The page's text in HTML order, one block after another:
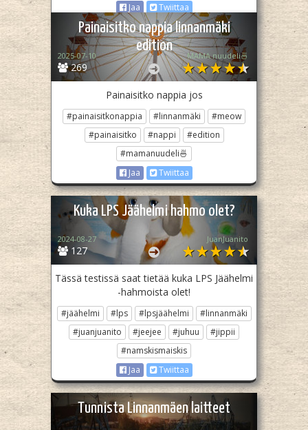
Jaa
Twiittaa
Painaisitko nappia linnanmäki
edition
269
2025-07-10 MAMA nuudeli🍜
Painaisitko nappia jos
#painaisitkonappia #linnanmäki
#meow
#painaisitko
#nappi
#edition
#mamanuudeli🍜
Jaa
Twiittaa
Kuka LPS Jäähelmi hahmo olet?
127
2024-08-27 JuanJuanito
Tässä testissä saat tietää kuka LPS Jäähelmi
-hahmoista olet!
#jäähelmi #lps #lpsjäähelmi
#linnanmäki
#juanjuanito
#jeejee #juhuu
#jippii
#namskismaiskis
Jaa
Twiittaa
Tunnista Linnanmäen laitteet